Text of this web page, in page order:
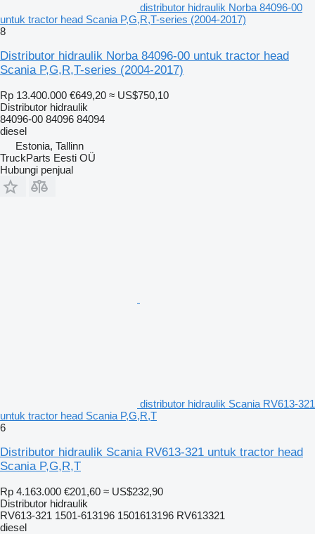
distributor hidraulik Norba 84096-00
untuk tractor head Scania P,G,R,T-series (2004-2017)
8
Distributor hidraulik Norba 84096-00 untuk tractor head
Scania P,G,R,T-series (2004-2017)
Rp 13.400.000 €649,20 ≈ US$750,10
Distributor hidraulik
84096-00 84096 84094
diesel
Estonia, Tallinn
TruckParts Eesti OÜ
Hubungi penjual
distributor hidraulik Scania RV613-321
untuk tractor head Scania P,G,R,T
6
Distributor hidraulik Scania RV613-321 untuk tractor head
Scania P,G,R,T
Rp 4.163.000 €201,60 ≈ US$232,90
Distributor hidraulik
RV613-321 1501-613196 1501613196 RV613321
diesel